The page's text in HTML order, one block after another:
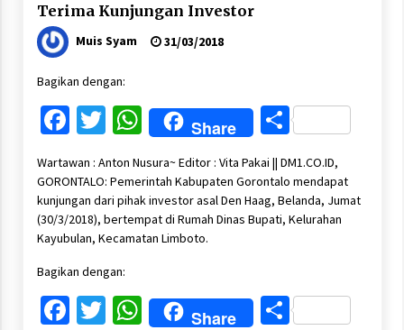
Terima Kunjungan Investor
Muis Syam 31/03/2018
Bagikan dengan:
Facebook
Twitter
WhatsApp
Share Share
Wartawan : Anton Nusura~ Editor : Vita Pakai || DM1.CO.ID,
GORONTALO: Pemerintah Kabupaten Gorontalo mendapat
kunjungan dari pihak investor asal Den Haag, Belanda, Jumat
(30/3/2018), bertempat di Rumah Dinas Bupati, Kelurahan
Kayubulan, Kecamatan Limboto.
Bagikan dengan:
Facebook
Twitter
WhatsApp
Share Share